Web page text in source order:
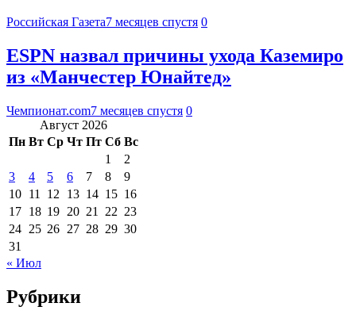
Российская Газета7 месяцев спустя 0
ESPN назвал причины ухода Каземиро
из «Манчестер Юнайтед»
Чемпионат.com7 месяцев спустя 0
Август 2026
Пн Вт Ср Чт Пт Сб Вс
1
2
3
4 5 6 7 8
9
10 11 12 13 14 15 16
17 18 19 20 21 22 23
24 25 26 27 28 29 30
31
« Июл
Рубрики